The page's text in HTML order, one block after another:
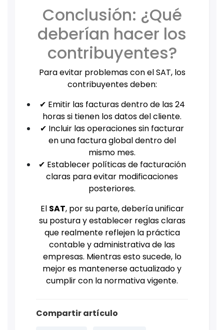
Conclusión: ¿Qué
deberían hacer los
contribuyentes?
Para evitar problemas con el SAT, los
contribuyentes deben:
✔ Emitir las facturas dentro de las 24
horas si tienen los datos del cliente.
✔ Incluir las operaciones sin facturar
en una factura global dentro del
mismo mes.
✔ Establecer políticas de facturación
claras para evitar modificaciones
posteriores.
El SAT, por su parte, debería unificar
su postura y establecer reglas claras
que realmente reflejen la práctica
contable y administrativa de las
empresas. Mientras esto sucede, lo
mejor es mantenerse actualizado y
cumplir con la normativa vigente.
Compartir artículo